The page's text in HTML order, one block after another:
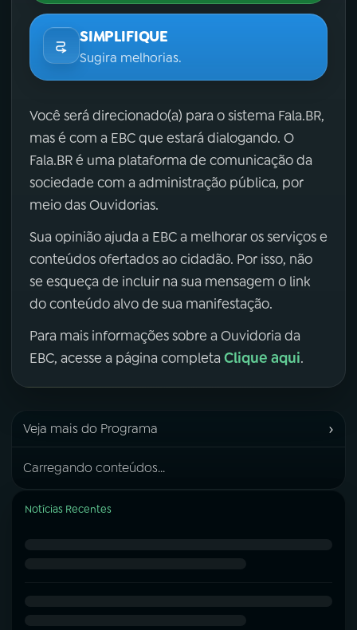
SIMPLIFIQUE
Sugira melhorias.
Você será direcionado(a) para o sistema Fala.BR,
mas é com a EBC que estará dialogando. O
Fala.BR é uma plataforma de comunicação da
sociedade com a administração pública, por
meio das Ouvidorias.
Sua opinião ajuda a EBC a melhorar os serviços e
conteúdos ofertados ao cidadão. Por isso, não
se esqueça de incluir na sua mensagem o link
do conteúdo alvo de sua manifestação.
Para mais informações sobre a Ouvidoria da
EBC, acesse a página completa Clique aqui.
Veja mais do Programa ›
Carregando conteúdos...
Notícias Recentes